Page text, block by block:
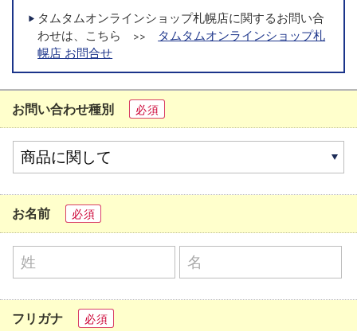
タムタムオンラインショップ札幌店に関するお問い合
わせは、こちら
>>
タムタムオンラインショップ札
幌店 お問合せ
お問い合わせ種別 必須
お名前 必須
フリガナ 必須